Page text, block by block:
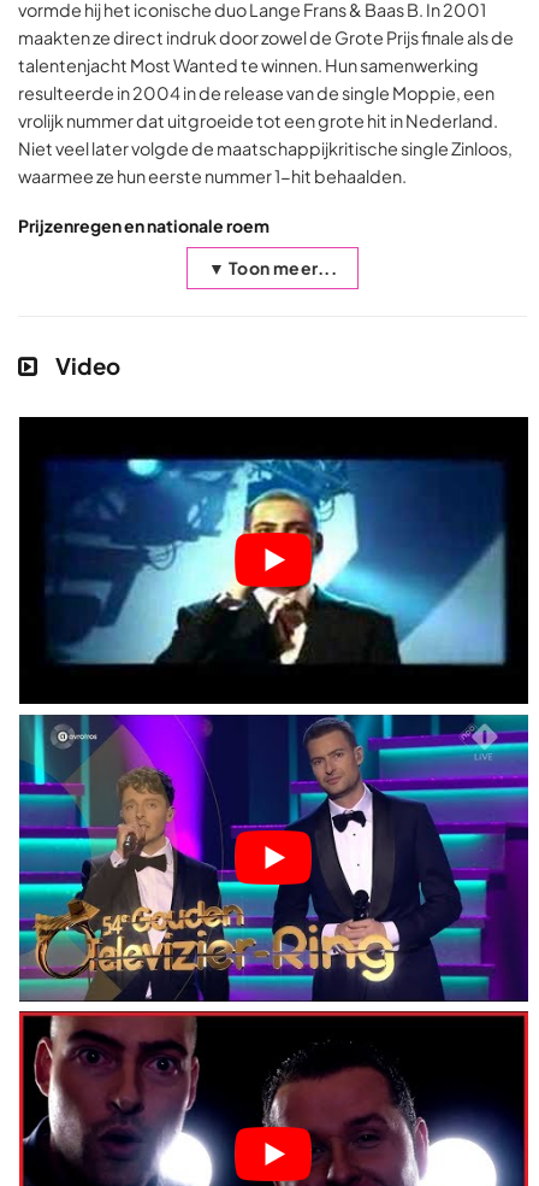
vormde hij het iconische duo Lange Frans & Baas B. In 2001
maakten ze direct indruk door zowel de Grote Prijs finale als de
talentenjacht Most Wanted te winnen. Hun samenwerking
resulteerde in 2004 in de release van de single Moppie, een
vrolijk nummer dat uitgroeide tot een grote hit in Nederland.
Niet veel later volgde de maatschappijkritische single Zinloos,
waarmee ze hun eerste nummer 1-hit behaalden.
Prijzenregen en nationale roem
▼ Toon meer...
Video